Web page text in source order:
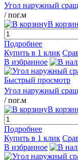
Угол наружный
/ пог.м
В
Подробнее
Купить в 1 клик
В избранное
Быстрый просмотр
Угол наружный
/ пог.м
В
Подробнее
Купить в 1 клик
В избранное